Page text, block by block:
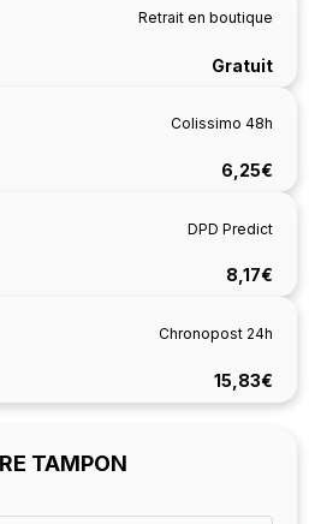
Retrait en boutique
Gratuit
Colissimo 48h
6,25€
DPD Predict
8,17€
Chronopost 24h
15,83€
TAMPON